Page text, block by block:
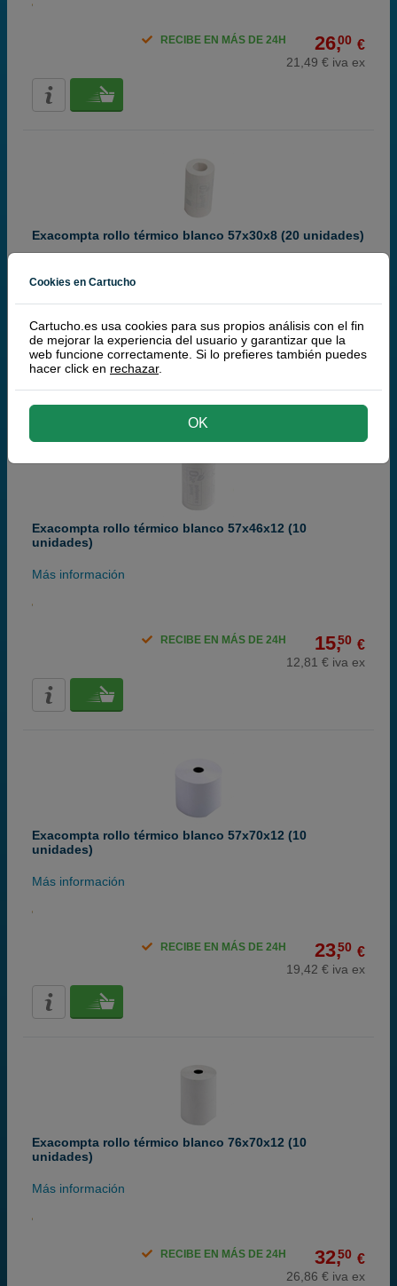
26,00 €
21,49 € iva ex
RECIBE EN MÁS DE 24H
Exacompta rollo térmico blanco 57x30x8 (20 unidades)
26,50
21,90 € iva ex
RECIBE EN MÁS DE 24H
Exacompta rollo térmico blanco 57x46x12 (10
unidades)
Más información
15,50 €
12,81 € iva ex
RECIBE EN MÁS DE 24H
Exacompta rollo térmico blanco 57x70x12 (10
unidades)
Más información
23,50 €
19,42 € iva ex
RECIBE EN MÁS DE 24H
Exacompta rollo térmico blanco 76x70x12 (10
unidades)
Más información
32,50 €
26,86 € iva ex
RECIBE EN MÁS DE 24H
Cookies en Cartucho
Cartucho.es usa cookies para sus propios análisis con el fin
de mejorar la experiencia del usuario y garantizar que la
web funcione correctamente. Si lo prefieres también puedes
hacer click en rechazar.
OK